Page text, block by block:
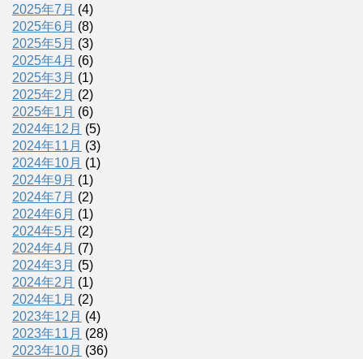
2025年7月 (4)
2025年6月 (8)
2025年5月 (3)
2025年4月 (6)
2025年3月 (1)
2025年2月 (2)
2025年1月 (6)
2024年12月 (5)
2024年11月 (3)
2024年10月 (1)
2024年9月 (1)
2024年7月 (2)
2024年6月 (1)
2024年5月 (2)
2024年4月 (7)
2024年3月 (5)
2024年2月 (1)
2024年1月 (2)
2023年12月 (4)
2023年11月 (28)
2023年10月 (36)